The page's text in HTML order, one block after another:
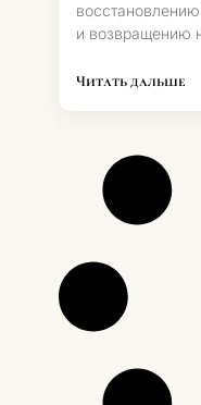
и возвращению
Читать дальше